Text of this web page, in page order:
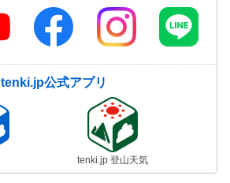
tenki.jp公式アプリ
tenki.jp 登山天気